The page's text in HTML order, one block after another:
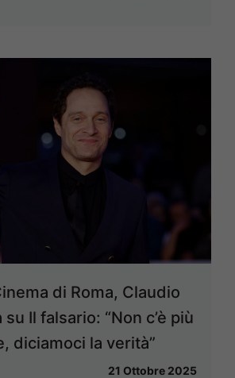
di Roma, Claudio
Il falsario: “Non c’è più
diciamoci la verità”
21 Ottobre 2025